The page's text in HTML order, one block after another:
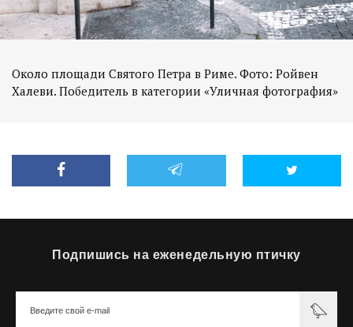
Около площади Святого Петра в Риме. Фото: Ройвен
Халеви. Победитель в категории «Уличная фотография»
Подпишись на еженедельную птичку